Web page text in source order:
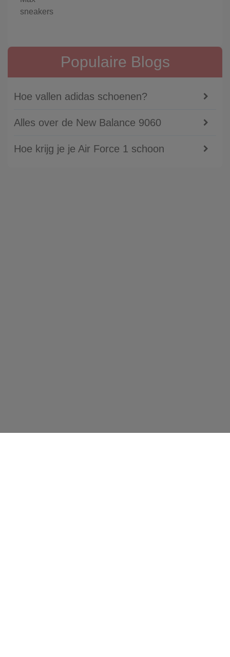
Populaire Blogs
Hoe vallen adidas schoenen?
Alles over de New Balance 9060
Hoe krijg je je Air Force 1 schoon